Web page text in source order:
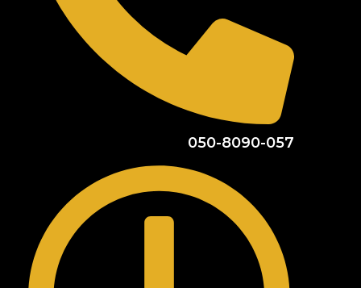
050-8090-057